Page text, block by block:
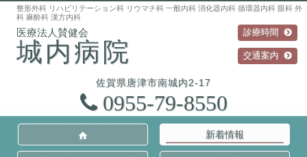
城内病院
整形外科 リハビリテーション科 リウマチ科 一般内科 消化器内科 循環器内科 眼科 外
科 麻酔科 漢方内科
佐賀県唐津市南城内2-17
0955-79-8550
診療時間
交通案内
新着情報